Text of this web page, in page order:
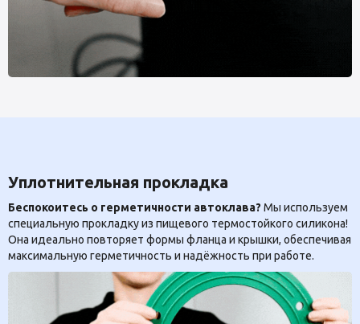
Уплотнительная прокладка
Беспокоитесь о герметичности автоклава? Мы используем
специальную прокладку из пищевого термостойкого силикона!
Она идеально повторяет формы фланца и крышки, обеспечивая
максимальную герметичность и надёжность при работе.